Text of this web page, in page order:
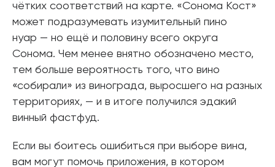
чётких соответствий на карте. «Сонома Кост»
может подразумевать изумительный пино
нуар — но ещё и половину всего округа
Сонома. Чем менее внятно обозначено место,
тем больше вероятность того, что вино
«собирали» из винограда, выросшего на разных
территориях, — и в итоге получился эдакий
винный фастфуд.
Если вы боитесь ошибиться при выборе вина,
вам могут помочь приложения, в котором